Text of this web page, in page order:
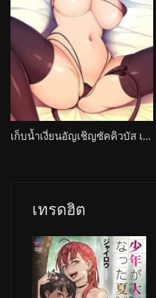
เก็บน้ำเงี่ยนอัญเชิญซัคคิวบัส เอ้าแต่ดันหน้าเหมือนแม่ Succubus Yondara Haha ga Kita!?
เทรดฮิต